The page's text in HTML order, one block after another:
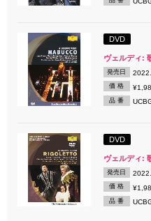
DVD
ヴェルディ:
発売日
価 格
品 番
DVD
ヴェルディ:
発売日
価 格
品 番